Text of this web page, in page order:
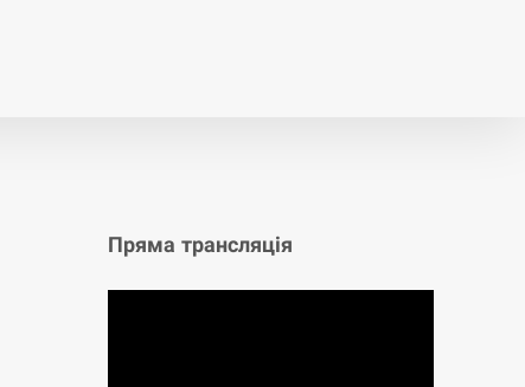
Пряма трансляція